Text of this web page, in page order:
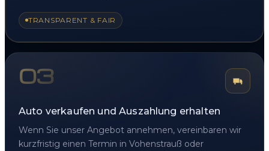
TRANSPARENT & FAIR
03
Auto verkaufen und Auszahlung erhalten
Wenn Sie unser Angebot annehmen, vereinbaren wir
kurzfristig einen Termin in Vohenstrauß oder